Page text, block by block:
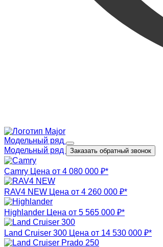
Модельный ряд
Модельный ряд
Заказать обратный звонок
Camry Цена от 4 080 000 ₽*
RAV4 NEW Цена от 4 260 000 ₽*
Highlander Цена от 5 565 000 ₽*
Land Cruiser 300 Цена от 14 530 000 ₽*